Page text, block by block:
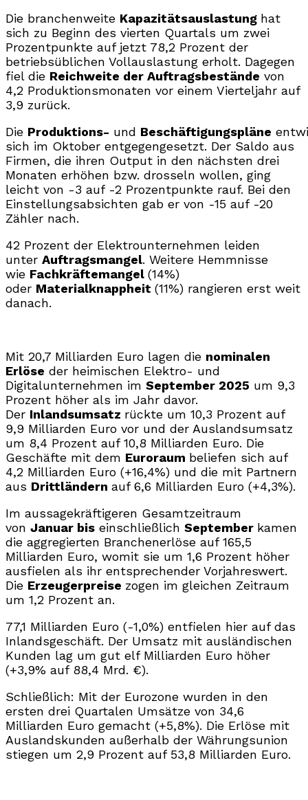
Die branchenweite Kapazitätsauslastung hat
sich zu Beginn des vierten Quartals um zwei
Prozentpunkte auf jetzt 78,2 Prozent der
betriebsüblichen Vollauslastung erholt. Dagegen
fiel die Reichweite der Auftragsbestände von
4,2 Produktionsmonaten vor einem Vierteljahr auf
3,9 zurück.
Die Produktions- und Beschäftigungspläne
sich im Oktober entgegengesetzt. Der Saldo aus
Firmen, die ihren Output in den nächsten drei
Monaten erhöhen bzw. drosseln wollen, ging
leicht von -3 auf -2 Prozentpunkte rauf. Bei den
Einstellungsabsichten gab er von -15 auf -20
Zähler nach.
42 Prozent der Elektrounternehmen leiden
unter Auftragsmangel. Weitere Hemmnisse
wie Fachkräftemangel (14%)
oder Materialknappheit (11%) rangieren erst weit
danach.
Mit 20,7 Milliarden Euro lagen die nominalen
Erlöse der heimischen Elektro- und
Digitalunternehmen im September 2025 um 9,3
Prozent höher als im Jahr davor.
Der Inlandsumsatz rückte um 10,3 Prozent auf
9,9 Milliarden Euro vor und der Auslandsumsatz
um 8,4 Prozent auf 10,8 Milliarden Euro. Die
Geschäfte mit dem Euroraum beliefen sich auf
4,2 Milliarden Euro (+16,4%) und die mit Partnern
aus Drittländern auf 6,6 Milliarden Euro (+4,3%).
Im aussagekräftigeren Gesamtzeitraum
von Januar bis einschließlich September kamen
die aggregierten Branchenerlöse auf 165,5
Milliarden Euro, womit sie um 1,6 Prozent höher
ausfielen als ihr entsprechender Vorjahreswert.
Die Erzeugerpreise zogen im gleichen Zeitraum
um 1,2 Prozent an.
77,1 Milliarden Euro (-1,0%) entfielen hier auf das
Inlandsgeschäft. Der Umsatz mit ausländischen
Kunden lag um gut elf Milliarden Euro höher
(+3,9% auf 88,4 Mrd. €).
Schließlich: Mit der Eurozone wurden in den
ersten drei Quartalen Umsätze von 34,6
Milliarden Euro gemacht (+5,8%). Die Erlöse mit
Auslandskunden außerhalb der Währungsunion
stiegen um 2,9 Prozent auf 53,8 Milliarden Euro.